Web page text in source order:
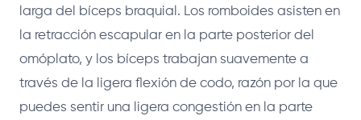
larga del bíceps braquial. Los romboides asisten en
la retracción escapular en la parte posterior del
omóplato, y los bíceps trabajan suavemente a
través de la ligera flexión de codo, razón por la que
puedes sentir una ligera congestión en la parte